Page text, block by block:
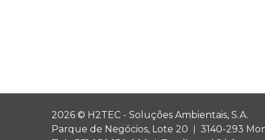
2026 © H2TEC - Soluções Ambientais, S.A.
Parque de Negócios, Lote 20
3140-293